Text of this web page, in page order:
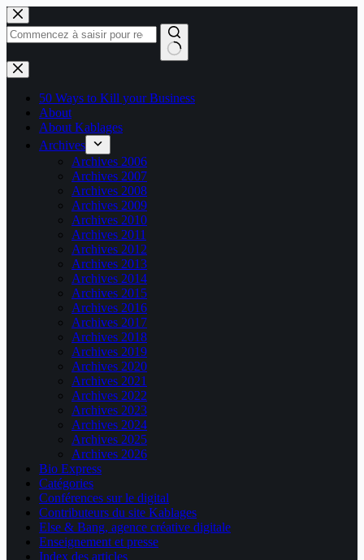
Passer
au
contenu
Aucun
résultat
50 Ways to Kill your Business
About
About Kablages
Archives
Archives 2006
Archives 2007
Archives 2008
Archives 2009
Archives 2010
Archives 2011
Archives 2012
Archives 2013
Archives 2014
Archives 2015
Archives 2016
Archives 2017
Archives 2018
Archives 2019
Archives 2020
Archives 2021
Archives 2022
Archives 2023
Archives 2024
Archives 2025
Archives 2026
Bio Express
Catégories
Conférences sur le digital
Contributeurs du site Kablages
Else & Bang, agence créative digitale
Enseignement et presse
Index des articles